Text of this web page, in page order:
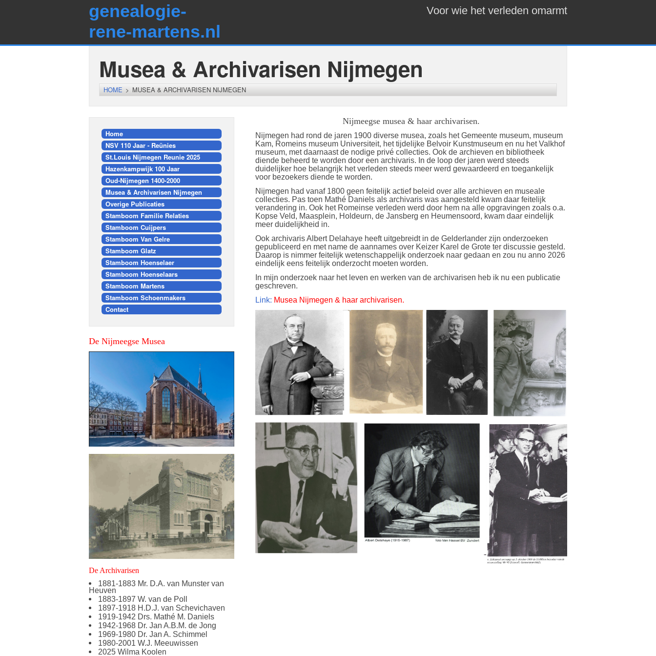
genealogie-
rene-martens.nl
Voor wie het verleden omarmt
Musea & Archivarisen Nijmegen
HOME > MUSEA & ARCHIVARISEN NIJMEGEN
Home
NSV 110 Jaar - Reünies
St.Louis Nijmegen Reunie 2025
Hazenkampwijk 100 Jaar
Oud-Nijmegen 1400-2000
Musea & Archivarisen Nijmegen
Overige Publicaties
Stamboom Familie Relaties
Stamboom Cuijpers
Stamboom Van Gelre
Stamboom Glatz
Stamboom Hoenselaer
Stamboom Hoenselaars
Stamboom Martens
Stamboom Schoenmakers
Contact
De Nijmeegse Musea
De Archivarisen
1881-1883 Mr. D.A. van Munster van
Heuven
1883-1897 W. van de Poll
1897-1918 H.D.J. van Schevichaven
1919-1942 Drs. Mathé M. Daniels
1942-1968 Dr. Jan A.B.M. de Jong
1969-1980 Dr. Jan A. Schimmel
1980-2001 W.J. Meeuwissen
2025 Wilma Koolen
Nijmeegse musea & haar archivarisen.
Nijmegen had rond de jaren 1900 diverse musea, zoals het Gemeente museum, museum
Kam, Romeins museum Universiteit, het tijdelijke Belvoir Kunstmuseum en nu het Valkhof
museum, met daarnaast de nodige privé collecties. Ook de archieven en bibliotheek
diende beheerd te worden door een archivaris. In de loop der jaren werd steeds
duidelijker hoe belangrijk het verleden steeds meer werd gewaardeerd en toegankelijk
voor bezoekers diende te worden.
Nijmegen had vanaf 1800 geen feitelijk actief beleid over alle archieven en museale
collecties. Pas toen Mathé Daniels als archivaris was aangesteld kwam daar feitelijk
verandering in. Ook het Romeinse verleden werd door hem na alle opgravingen zoals o.a.
Kopse Veld, Maasplein, Holdeurn, de Jansberg en Heumensoord, kwam daar eindelijk
meer duidelijkheid in.
Ook archivaris Albert Delahaye heeft uitgebreidt in de Gelderlander zijn onderzoeken
gepubliceerd en met name de aannames over Keizer Karel de Grote ter discussie gesteld.
Daarop is nimmer feitelijk wetenschappelijk onderzoek naar gedaan en zou nu anno 2026
eindelijk eens feitelijk onderzocht moeten worden.
In mijn onderzoek naar het leven en werken van de archivarisen heb ik nu een publicatie
geschreven.
Link: Musea Nijmegen & haar archivarisen.